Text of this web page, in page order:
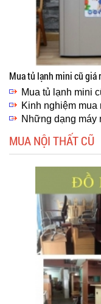
Mua tủ lạnh mini cũ giá
Mua tủ lạnh mini
Kinh nghiệm
Những dạng máy
MUA NỘI THẤT CŨ